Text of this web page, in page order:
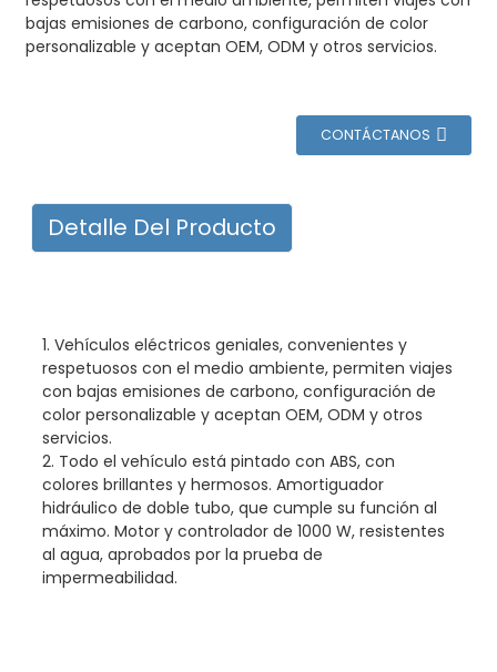
bajas emisiones de carbono, configuración de color
personalizable y aceptan OEM, ODM y otros servicios.
CONTÁCTANOS
Detalle Del Producto
1. Vehículos eléctricos geniales, convenientes y
respetuosos con el medio ambiente, permiten viajes
con bajas emisiones de carbono, configuración de
color personalizable y aceptan OEM, ODM y otros
servicios.
2. Todo el vehículo está pintado con ABS, con
colores brillantes y hermosos. Amortiguador
hidráulico de doble tubo, que cumple su función al
máximo. Motor y controlador de 1000 W, resistentes
al agua, aprobados por la prueba de
impermeabilidad.